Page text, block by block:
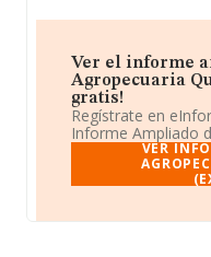
Ver el informe
Agropecuaria
gratis!
Regístrate en
Informe Ampliado
VER